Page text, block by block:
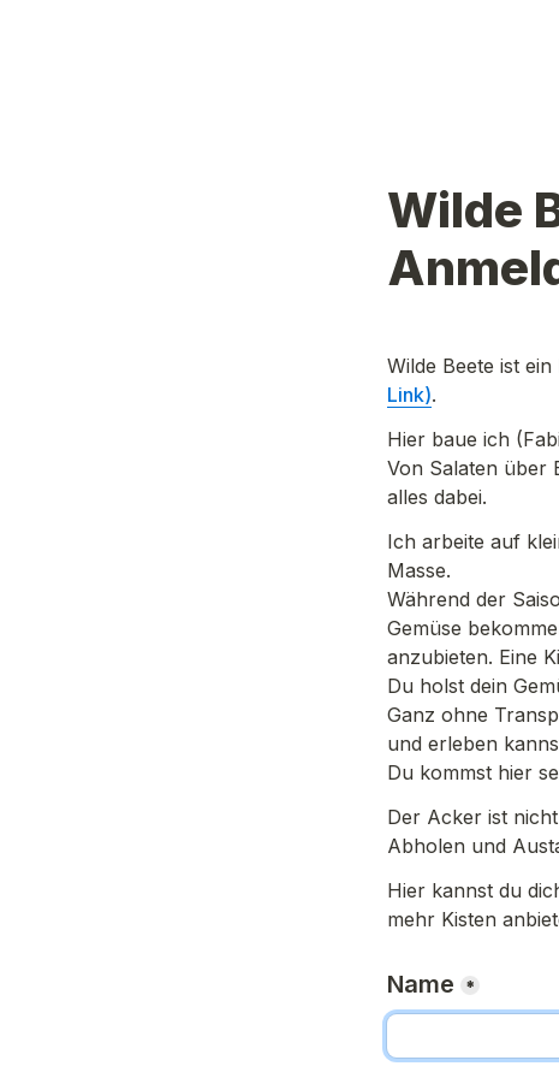
Wilde
Wilde Beete ist
Link).
Hier baue ich
Von Salaten über
alles dabei.
Ich arbeite auf
Masse.
Während der
Gemüse
anzubieten. Eine
Du holst dein
Ganz ohne
und erleben
Du kommst hier
Der Acker ist
Abholen und
Hier kannst du
mehr Kisten
Name *